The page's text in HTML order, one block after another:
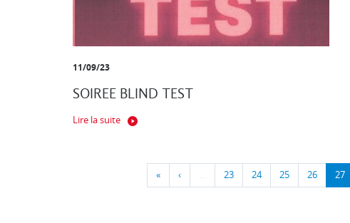
11/09/23
SOIREE BLIND TEST
Lire la suite
« ‹ … 23 24 25 26 27